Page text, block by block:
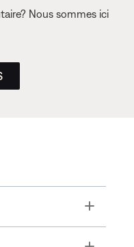
Nous sommes ici
Toggle
Toggle